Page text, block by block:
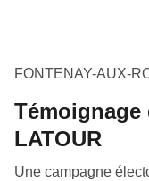
FONTENAY-AUX-
Témoignage
LATOUR
Une campagne